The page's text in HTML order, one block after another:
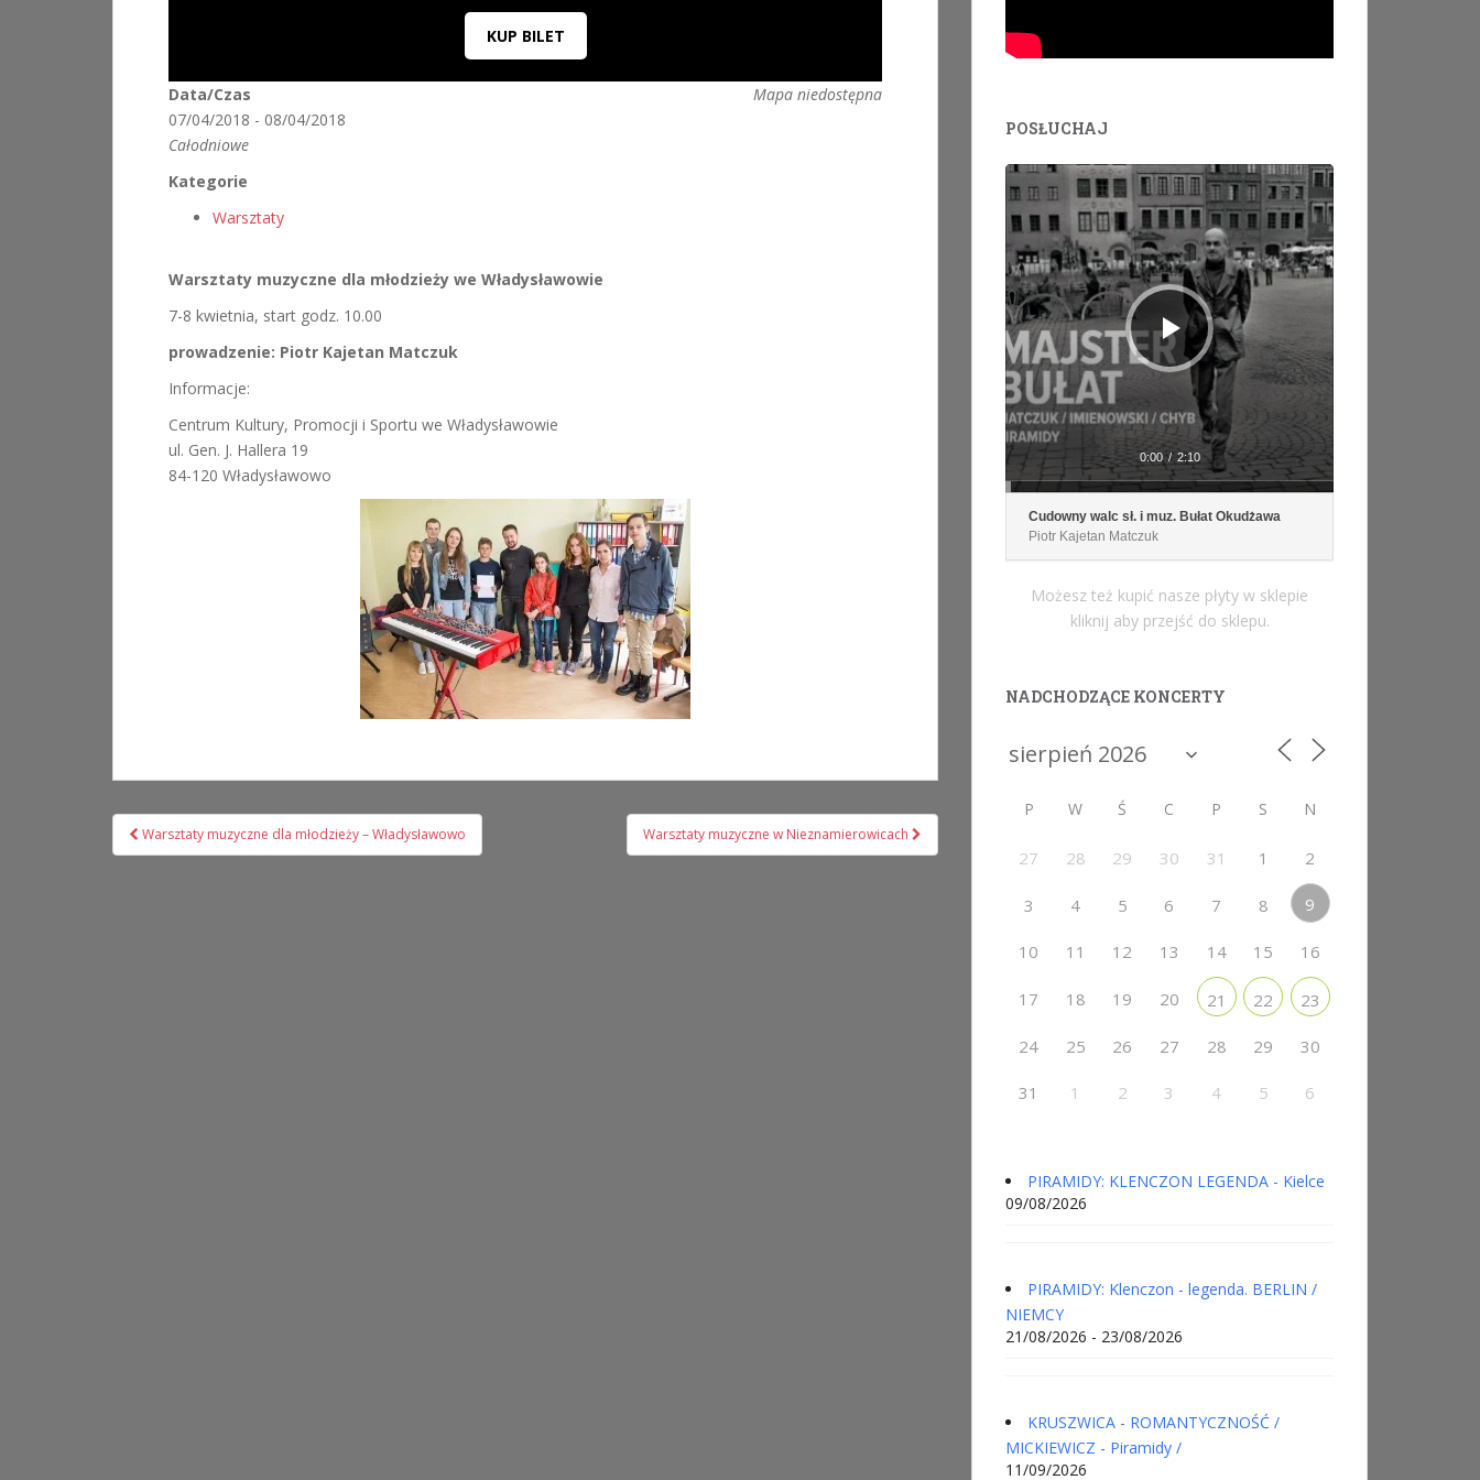
KUP BILET
Mapa niedostępna
Data/Czas
07/04/2018 - 08/04/2018
Całodniowe
Kategorie
Warsztaty
Warsztaty muzyczne dla młodzieży we Władysławowie
7-8 kwietnia, start godz. 10.00
prowadzenie: Piotr Kajetan Matczuk
Informacje:
Centrum Kultury, Promocji i Sportu we Władysławowie
ul. Gen. J. Hallera 19
84-120 Władysławowo
Nawigacja
wpisu
Warsztaty muzyczne dla młodzieży – Władysławowo Warsztaty muzyczne w Nieznamierowicach
POSŁUCHAJ
Odtwarzacz
plików
dźwiękowych
0:00 / 2:10
Cudowny walc sł. i muz. Bułat Okudżawa
Piotr Kajetan Matczuk
Możesz też kupić nasze płyty w sklepie
kliknij aby przejść do sklepu.
NADCHODZĄCE KONCERTY
P W Ś C P S N
27 28 29 30 31 1 2
3 4 5 6 7 8 9
10 11 12 13 14 15 16
17 18 19 20 21 22 23
24 25 26 27 28 29 30
31 1 2 3 4 5 6
PIRAMIDY: KLENCZON LEGENDA - Kielce
09/08/2026
PIRAMIDY: Klenczon - legenda. BERLIN /
NIEMCY
21/08/2026 - 23/08/2026
KRUSZWICA - ROMANTYCZNOŚĆ /
MICKIEWICZ - Piramidy /
11/09/2026